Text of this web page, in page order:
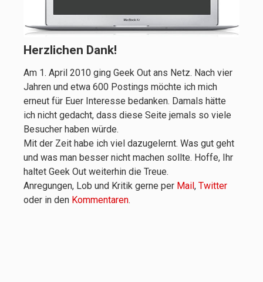
Herzlichen Dank!
Am 1. April 2010 ging Geek Out ans Netz. Nach vier
Jahren und etwa 600 Postings möchte ich mich
erneut für Euer Interesse bedanken. Damals hätte
ich nicht gedacht, dass diese Seite jemals so viele
Besucher haben würde.
Mit der Zeit habe ich viel dazugelernt. Was gut geht
und was man besser nicht machen sollte. Hoffe, Ihr
haltet Geek Out weiterhin die Treue.
Anregungen, Lob und Kritik gerne per Mail, Twitter
oder in den Kommentaren.